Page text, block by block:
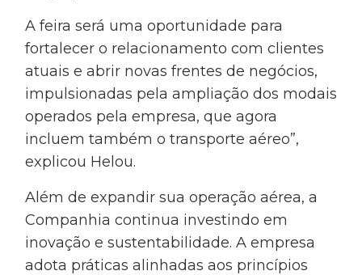
A feira será uma oportunidade para
fortalecer o relacionamento com clientes
atuais e abrir novas frentes de negócios,
impulsionadas pela ampliação dos modais
operados pela empresa, que agora
incluem também o transporte aéreo”,
explicou Helou.
Além de expandir sua operação aérea, a
Companhia continua investindo em
inovação e sustentabilidade. A empresa
adota práticas alinhadas aos princípios